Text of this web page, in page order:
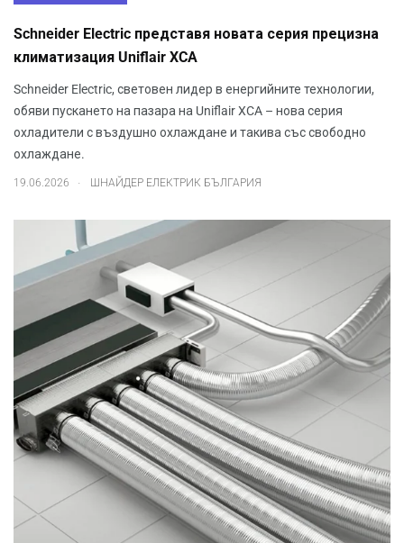
Schneider Electric представя новата серия прецизна
климатизация Uniflair XCA
Schneider Electric, световен лидер в енергийните технологии,
обяви пускането на пазара на Uniflair XCA – нова серия
охладители с въздушно охлаждане и такива със свободно
охлаждане.
19.06.2026 . ШНАЙДЕР ЕЛЕКТРИК БЪЛГАРИЯ